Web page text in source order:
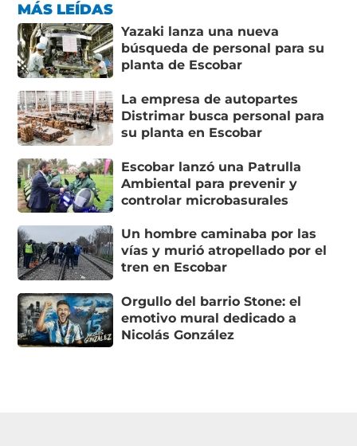
MÁS LEÍDAS
Yazaki lanza una nueva
búsqueda de personal para su
planta de Escobar
La empresa de autopartes
Distrimar busca personal para
su planta en Escobar
Escobar lanzó una Patrulla
Ambiental para prevenir y
controlar microbasurales
Un hombre caminaba por las
vías y murió atropellado por el
tren en Escobar
Orgullo del barrio Stone: el
emotivo mural dedicado a
Nicolás González